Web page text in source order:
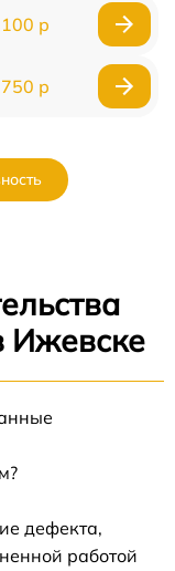
р
р
Ижевске
дефекта,
работой